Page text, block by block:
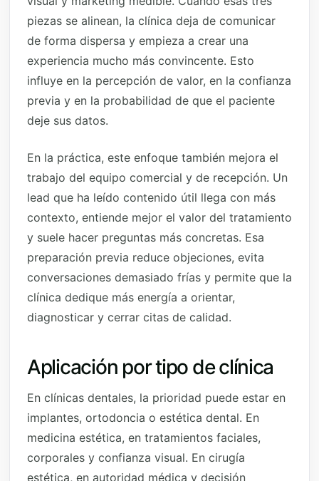
piezas se alinean, la clínica deja de comunicar
de forma dispersa y empieza a crear una
experiencia mucho más convincente. Esto
influye en la percepción de valor, en la confianza
previa y en la probabilidad de que el paciente
deje sus datos.
En la práctica, este enfoque también mejora el
trabajo del equipo comercial y de recepción. Un
lead que ha leído contenido útil llega con más
contexto, entiende mejor el valor del tratamiento
y suele hacer preguntas más concretas. Esa
preparación previa reduce objeciones, evita
conversaciones demasiado frías y permite que la
clínica dedique más energía a orientar,
diagnosticar y cerrar citas de calidad.
Aplicación por tipo de clínica
En clínicas dentales, la prioridad puede estar en
implantes, ortodoncia o estética dental. En
medicina estética, en tratamientos faciales,
corporales y confianza visual. En cirugía
estética, en autoridad médica y decisión